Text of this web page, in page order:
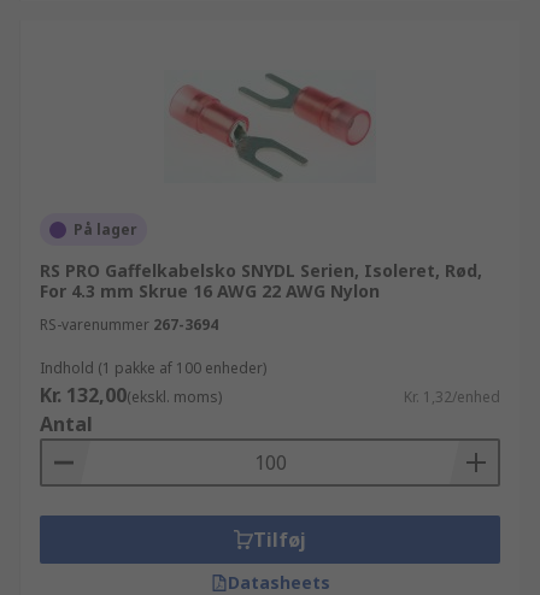
På lager
RS PRO Gaffelkabelsko SNYDL Serien, Isoleret, Rød,
For 4.3 mm Skrue 16 AWG 22 AWG Nylon
RS-varenummer 267-3694
Indhold (1 pakke af 100 enheder)
Kr. 132,00(ekskl. moms) Kr. 1,32/enhed
Antal
Tilføj
Datasheets